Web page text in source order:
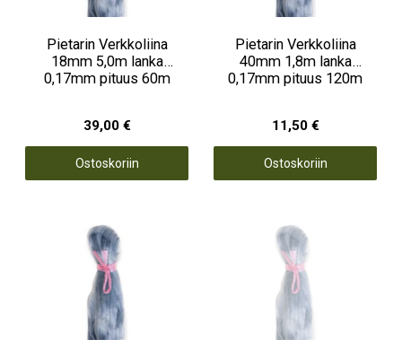
Pietarin Verkkoliina
18mm 5,0m lanka
0,17mm pituus 60m
39,00 €
Ostoskoriin
Pietarin Verkkoliina
40mm 1,8m lanka
0,17mm pituus 120m
11,50 €
Ostoskoriin